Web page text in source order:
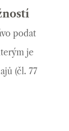
podat
je
(čl. 77